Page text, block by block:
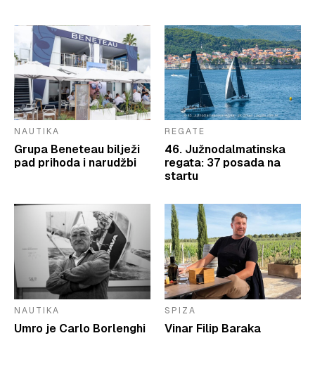
NAUTIKA
Grupa Beneteau bilježi
pad prihoda i narudžbi
REGATE
46. Južnodalmatinska
regata: 37 posada na
startu
NAUTIKA
Umro je Carlo Borlenghi
SPIZA
Vinar Filip Baraka